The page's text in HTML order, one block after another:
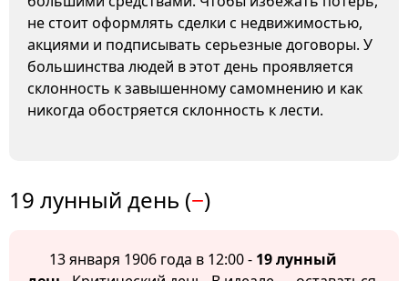
не стоит оформлять сделки с недвижимостью,
акциями и подписывать серьезные договоры. У
большинства людей в этот день проявляется
склонность к завышенному самомнению и как
никогда обостряется склонность к лести.
19 лунный день (−)
13 января 1906 года в 12:00 - 19 лунный